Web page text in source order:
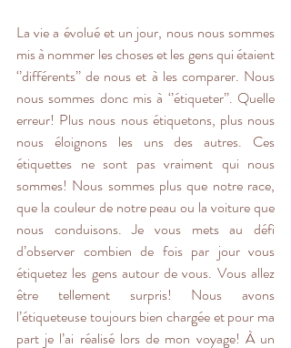
La vie a évolué et un jour, nous nous sommes
mis à nommer les choses et les gens qui étaient
‘’différents’’ de nous et à les comparer. Nous
nous sommes donc mis à ‘’étiqueter’’. Quelle
erreur! Plus nous nous étiquetons, plus nous
nous éloignons les uns des autres. Ces
étiquettes ne sont pas vraiment qui nous
sommes! Nous sommes plus que notre race,
que la couleur de notre peau ou la voiture que
nous conduisons. Je vous mets au défi
d’observer combien de fois par jour vous
étiquetez les gens autour de vous. Vous allez
être tellement surpris! Nous avons
l’étiqueteuse toujours bien chargée et pour ma
part je l’ai réalisé lors de mon voyage! À un